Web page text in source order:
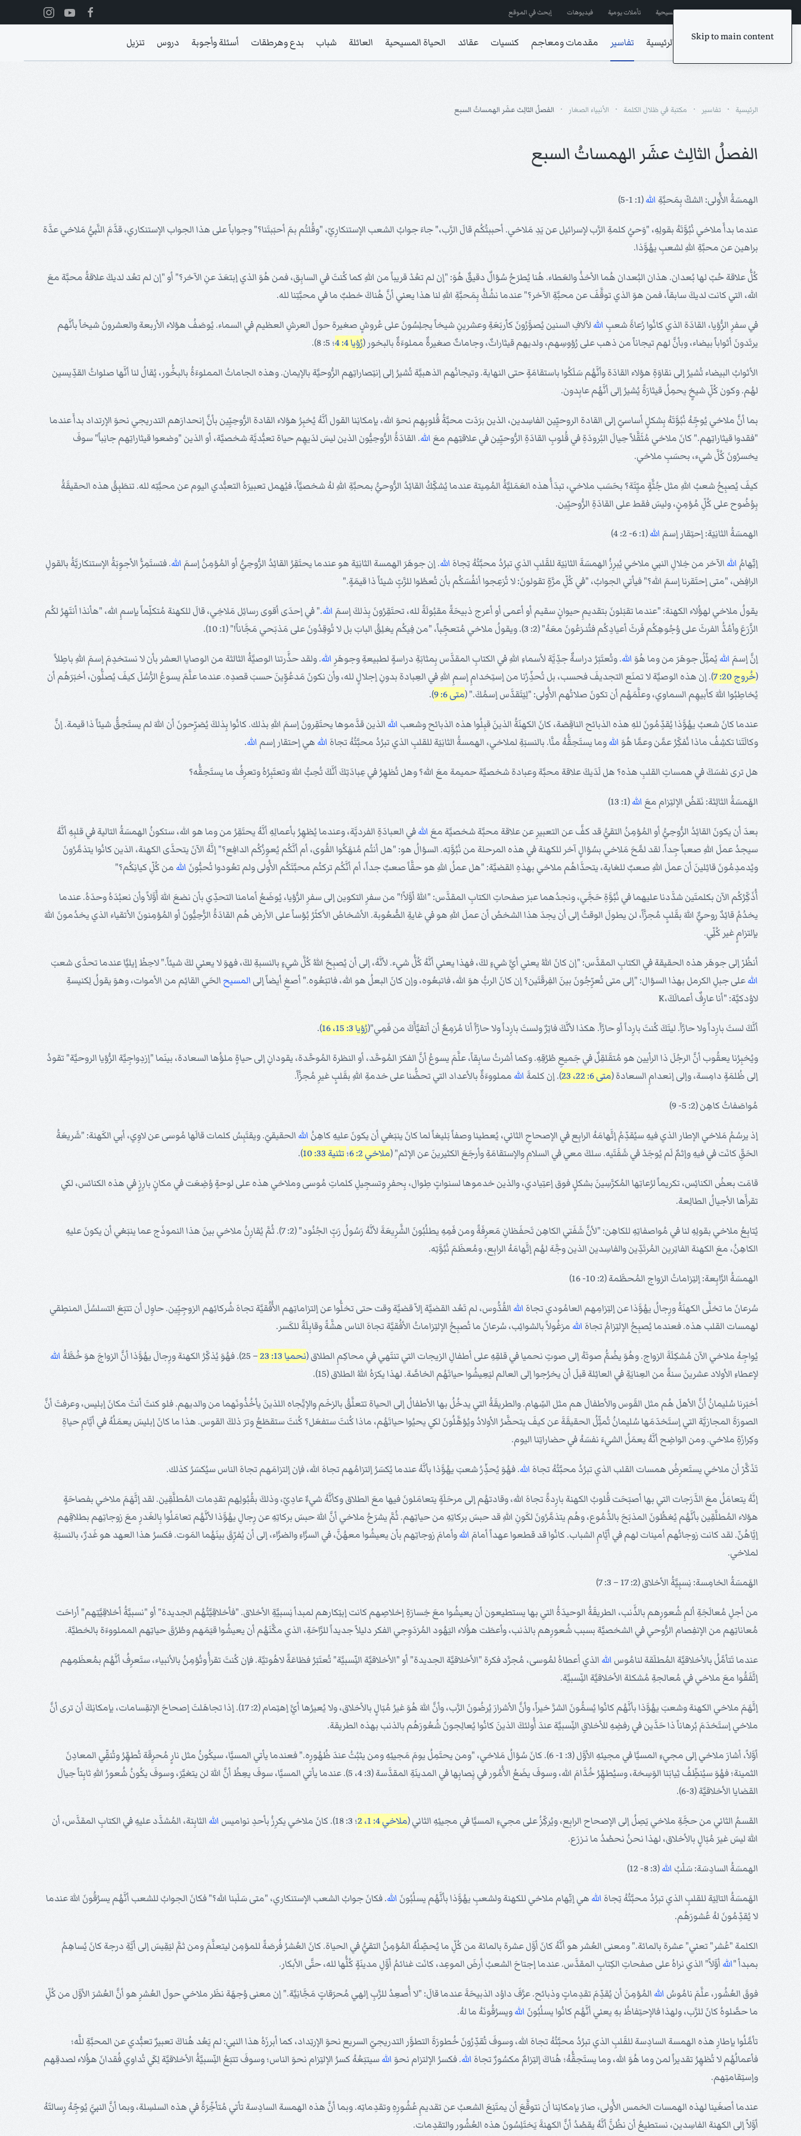
Skip to main content
إشترك في المراسلات ترانيم مسيحية تأملات يومية فيديوهات إبحث في الموقع
الرئيسية تفاسير مقدمات ومعاجم كنسيات عقائد الحياة المسيحية العائلة شباب بدع وهرطقات أسئلة وأجوبة دروس تنزيل
الرئيسية تفاسير مكتبة في ظلال الكلمة الأنبياء الصغار الفصلُ الثالِث عشَر الهمساتُ السبع
الفصلُ الثالِث عشَر الهمساتُ السبع
الهمسَةُ الأُولى: الشكّ بِمَحبَّةِ الله(1: 1-5)
عندما بدأَ ملاخي نُبُوَّتَهُ بقولِهِ، "وَحيُ كلمةِ الرَّب لإسرائيل عن يَدِ مَلاخي. أحببتُكُم قالَ الرَّب،" جاءَ جوابُ الشعب الإستنكارِيّ، "وقُلتُم بمَ أحبَبتَنا؟" وجواباً على هذا الجواب الإستنكاري، قدَّمَ النَّبيُّ مَلاخي عدَّة
براهين عن محبَّةِ اللهِ لشعبِ يهُوَّذا.
كُلُّ علاقة حُبّ لها بُعدان. هذان البُعدان هُما الأخذُ والعَطاء. هُنا يُطرَحُ سُؤالٌ دقيقٌ هُوَ: "إن لم تعُدْ قريباً من اللهِ كما كُنتَ في السابِق، فمن هُوَ الذي إبتعَدَ عنِ الآخر؟" أو "إن لم تعُد لديكَ علاقةُ محبَّة معَ
الله، التي كانت لديكَ سابقاً، فمن هوَ الذي توقَّفَ عن محبَّةِ الآخر؟" عندما نشُكُّ بِمَحبَّةِ اللهِ لنا هذا يعني أنَّ هُناكَ خطبٌ ما في محبَّتِنا لله.
في سفرِ الرُّؤيا، القادَة الذي كانُوا رُعاةَ شعبِ اللهلآلافِ السنين يُصوَّرُونَ كأربَعَةِ وعشرينِ شيخاً يجلِسُونَ على عُروشٍ صغيرة حولَ العرشِ العظيم في السماء. يُوصَفُ هؤلاء الأربعة والعشرونَ شيخاً بأنَّهم
يرتَدونَ أثواباً بيضاء، وبأنَّ لهم تيجاناً من ذهب على رُؤوسِهم، ولديهم قيثاراتٌ، وجاماتٌ صغيرةٌ مملوءَةٌ بالبخور (رُؤيا 4: 4 ؛ 5: 8).
الأثوابُ البيضاء تُشيرُ إلى نقاوَةِ هؤلاء القادَة وأنَّهُم سَلَكُوا باستقامَةٍ حتى النهاية. وتيجانُهم الذهبيَّة تُشيرُ إلى إنتِصاراتِهم الرُّوحيَّة بالإيمان. وهذه الجاماتُ المملوءَةُ بالبخُّور، يُقالُ لنا أنَّها صلواتُ القدِّيسين
لهُم. وكون كُلِّ شيخٍ يحمِلُ قيثارَةً يُشيرُ إلى أنَّهُم عابِدون.
بما أنَّ ملاخي يُوجِّهُ نُبُوَّتَهُ بِشكلٍ أساسيّ إلى القادة الروحيِّين الفاسِدين، الذين برَدَت محبَّةُ قُلوبِهم نحوَ الله، بإمكانِنا القول أنَّهُ يُخبِرُ هؤلاء القادة الرُّوحِيِّين بأنَّ إنحدارَهم التدريجي نحوَ الإرتداد بدأَ عندما
"فقدوا قيثاراتِهم." كانَ ملاخي مُثَقَّلاً حِيالَ البُرودَةِ في قُلوبِ القادَةِ الرُّوحيِّين في علاقتِهم معَ الله. القادَةُ الرُّوحِيُّون الذين ليسَ لدَيهِم حياة تعبُّديَّة شخصيَّة، أو الذين "وضعوا قيثاراتِهم جانِباً" سوفَ
يخسرُونَ كُلَّ شيء، بحسَبِ ملاخي.
كيفَ يُصبِحُ شعبُ اللهِ مثل جُثَّةٍ ميِّتَة؟ بحَسَب ملاخي، تبدَأُ هذه العَمَليَّةُ المُمِيتة عندما يُشكِّكُ القائِدُ الرُّوحيُّ بمحبَّةِ اللهِ لهُ شخصيَّاً، فيُهمل تعبيرَهُ التعبُّدي اليوم عن محبَّتِه لله. تنطَبِقُ هذه الحقيقَةُ
بِوُضُوح على كُلِّ مُؤمِنٍ، وليسَ فقط على القادَةِ الرُّوحيِّين.
الهمسَةُ الثانِيَة: إحتِقار إسمَ الله(1: 6- 2: 4)
إتِّهامُ الله الآخر من خِلالِ النبي ملاخي يُبرِزُ الهمسَةَ الثانِيَة للقَلبِ الذي تبرُدُ محبَّتُهُ تِجاهَ الله. إن جوهَرَ الهمسة الثانِيَة هو عندما يحتَقِرُ القائِدُ الرُّوحِيُّ أو المُؤمِنُ إسمَ الله. فتستَمِرُّ الأجوِبَةُ الإستنكاريَّةُ بالقولِ
الرافِض، "متى إحتَقرنا إسمَ الله؟" فيأتي الجوابُ، "في كُلِّ مرَّةٍ تقولونَ: لا تُزعِجوا أنفُسَكُم بأن تُعطُوا للرَّبِّ شيئاً ذا قيمَةٍ."
يقولُ ملاخي لهؤُلاء الكهنة: "عندما تقبَلونَ بتقديمِ حيوانٍ سقيم أو أعمى أو أعرج ذبيحَةً مقبُولَةً لله، تحتَقِرُونَ بِذلكَ إسمَ الله." في إحدَى أقوى رسائِل مَلاخِي، قالَ للكهنة مُتكلِّماً بإسمِ الله، "هأنذا أنتَهِرُ لكُم
الزَّرَعَ وأمُدُّ الفرثَ على وُجُوهِكُم فَرثَ أعيادِكُم فتُنـزعُونَ معَهُ" (2: 3). ويقولُ ملاخي مُتعجِّباً، "من فِيكُم يغلِقُ البابَ بل لا تُوقِدُونَ على مَذبَحي مَجَّاناً!" (1: 10).
إنَّ إسمَ الله يُمثِّلُ جوهَرَ من وما هُوَ الله. وتُعتَبَرُ دراسةٌ جدِّيَّة لأسماءِ اللهِ في الكتابِ المقدَّس بِمثابَةِ دراسةٍ لطبيعةِ وجوهَرِ الله. ولقد حذَّرتنا الوصيَّةُ الثالثة من الوصايا العشر بأن لا نستخدِمَ إسمَ اللهِ باطِلاً
(خُروج 20: 7
). إن هذه الوصيَّة لا تمنَع التجديفَ فحسب، بل تُحذِّرُنا من إستِخدامِ إسمِ اللهِ في العِبادة بدونِ إجلالٍ لله، وأن نكونَ مَدعُوِّينَ حسبَ قصدِه. عندما علَّمَ يسوعُ الرُّسُلَ كيفَ يُصلُّون، أخبَرَهُم أن
يُخاطِبُوا اللهَ كأبيهِم السماوي، وعلَّمَهُم أن تكونَ صلاتُهم الأُولى: "لِيَتَقدَّس إسمُكَ." (متى 6: 9 ).
عندما كانَ شعبُ يهُوَّذا يُقدِّمُونَ للهِ هذه الذبائح الناقِصَة، كانَ الكهنَةُ الذينَ قبِلُوا هذه الذبائح وشعب الله الذين قدَّموها يحتَقِرونَ إسمَ اللهِ بذلك. كانُوا بِذلكَ يُصَرِّحونَ أن اللهَ لم يستَحِقُّ شيئاً ذا قيمة. إنَّ
وكالَتَنا تكشِفُ ماذا نُفكِّرُ عمَّن وعمَّا هُوَ اللهوما يستَحِقُّهُ منَّا. بالنسبَةِ لملاخي، الهمسةُ الثانِيَة للقلبِ الذي تبرُدُ محبَّتُهُ تجاهَ الله هي إحتقار إسم الله.
هل ترى نفسَكَ في همساتِ القلبِ هذه؟ هل لَدَيكَ علاقة محبَّة وعبادة شخصيَّة حميمة معَ الله؟ وهل تُظهِرُ في عِبادَتِكَ أنَّكَ تُحِبُّ اللهَ وتعتَبِرُهُ وتعرِفُ ما يستَحِقُّه؟
الهَمسَةُ الثالِثة: نَقضُ الإلتِزام معَ الله(1: 13)
بعدَ أن يكونَ القائِدُ الرُّوحِيُّ أو المُؤمِنُ التقيُّ قد كفَّ عن التعبيرِ عن علاقة محبَّة شخصيَّة معَ اللهفي العبادَةِ الفرديَّة، وعندما يُظهِرُ بأعمالِهِ أنَّهُ يحتَقِرُ من وما هو الله، ستكونُ الهمسَةُ التالية في قلبِهِ أنَّهُ
سيجدُ عملَ اللهِ صعباً جِداً. لقد لمَّحَ مَلاخي بسُؤالٍ آخر للكهنة في هذه المرحلة من نُبُوَّتِه. السؤالُ هو: "هل أنتُم مُنهَكُوا القُوى، أم أنَّكُم يُعوِزُكُم الدافِع؟" إنَّهُ الآنَ يتحدَّى الكهنة، الذين كانُوا يتذمَّرُونَ
ويُدمدِمُونَ قائِلينَ أن عملَ اللهِ صعبٌ للغاية، يتحدَّاهُم ملاخي بهذهِ القضيَّة: "هل عملُ اللهِ هو حقَّاً صعبٌ جداً، أم أنَّكُم تركتُم محبَّتَكُم الأُولى ولم تعُودوا تُحبُّونَ الله من كُلِّ كيانِكُم؟"
أُذَكِّرُكُم الآن بكلمتَين شدَّدنا عليهما في نُبُوَّةِ حَجَّي، ونجدُهما عبرَ صفحاتِ الكتابِ المقدَّس: "اللهُ أوَّلاً!" من سفرِ التكوين إلى سفرِ الرُّؤيا، يُوضَعُ أمامنا التحدِّي بأن نضعَ اللهَ أَوَّلاً وأن نعبُدَهُ وحدَهُ. عندما
يخدُمُ قائِدٌ روحيٌّ اللهَ بقَلبٍ مُجزَّأ، لن يطولَ الوقتُ إلى أن يجدَ هذا الشخصُ أن عملَ اللهِ هو في غايةِ الصُّعُوبة. الأشخاصُ الأكثَرُ بُؤساً على الأرض هُم القادَةُ الرُّحِيُّونَ أو المُؤمِنونَ الأتقياء الذي يخدُمونَ اللهَ
بإلتزامٍ غير كُلِّي.
أنظُرْ إلى جوهَر هذه الحقيقة في الكتابِ المقدَّس: "إن كانَ اللهُ يعني أيَّ شيءٍ لكَ، فهذا يعني أنَّهُ كُلُّ شيء. لأنَّهُ، إلى أن يُصبِحَ اللهُ كُلَّ شيءٍ بالنسبةِ لكَ، فهوَ لا يعني لكَ شيئاً." لاحِظْ إيليَّا عندما تحدَّى شعبَ
اللهعلى جبلِ الكرمل بهذا السؤال: "إلى متى تُعرِّجُونَ بينَ الفِرقَتَين؟ إن كانَ الربُّ هوَ الله، فاتبعُوه، وإن كانَ البعلُ هو الله، فاتبَعُوه." أصغِ أيضاً إلى المسيح الحَي القائِم من الأموات، وهوَ يقولُ لِكنيسةِ
لاوُدكيَّة: "أنا عارِفٌ أعمالَكَ،K
أنَّكَ لستَ بارِداً ولا حارَّاً. ليتَكَ كُنتَ بارِداً أو حارَّاً. هكذا لأنَّكَ فاتِرٌ ولستَ بارِداً ولا حارَّاً أنا مُزمِعٌ أن أتقيَّأَكَ من فَمِي"(رُؤيا 3: 15، 16 ).
ويُخبِرُنا يعقُوب أنَّ الرجُلَ ذا الرأيين هو مُتقَلقِلٌ في جَميعِ طُرُقِهِ. وكما أشرتُ سابِقاً، علَّمَ يسوعُ أنَّ الفكرَ المُوحَّد، أو النظرة المُوحَّدة، يقودانِ إلى حياةٍ ملؤُها السعادة، بينَما "إزدِواجِيَّة الرُّؤيا الروحيَّة" تقودُ
إلى ظُلمَةٍ دامِسة، وإلى إنعدامِ السعادة (متى 6: 22، 23 ). إن كلمةَ الله مملووءَةٌ بالأعداد التي تحضُّنا على خدمةِ اللهِ بقَلبٍ غيرِ مُجزَّأ.
مُواصَفاتُ كاهِن (2: 5- 9)
إذ يرسُمُ مَلاخي الإطار الذي فيهِ سيُقدِّمُ إتَّهامَهُ الرابِع في الإصحاحِ الثاني، يُعطينا وصفاً بَليغاً لما كانَ ينبَغي أن يكونَ عليهِ كاهِنُ الله الحقيقيّ. ويقتَبِسُ كلمات قالَها مُوسى عن لاوِي، أبي الكَهنة: "شَريعَةُ
الحَقِّ كانَت في فيهِ وإثمٌ لَم يُوجَدْ في شَفَتَيه. سلكَ معي في السلامِ والإستقامَةِ وأرجَعَ الكثيرينَ عن الإثم" (ملاخي 2: 6 ؛ تثنية 33: 10 ).
قامَت بعضُ الكنائِس، تكريماً لرُعاتِها المُكرَّسِينَ بشكلٍ فوق إعتِيادي، والذين خدموها لسنواتٍ طِوال، بِحفرِ وتسجِيلِ كلماتِ مُوسى وملاخي هذه على لوحةٍ وُضِعَت في مكانٍ بارِزٍ في هذه الكنائس، لكي
تقرأَها الأجيالُ الطالِعة.
يُتابِعُ ملاخي بقولِهِ لنا في مُواصفاتِهِ للكاهِن: "لأنَّ شَفَتي الكاهِن تَحفَظانِ مَعرِفَةً ومن فَمِهِ يطلُبُونَ الشَّرِيعَةَ لأنَّهُ رَسُولُ رَبِّ الجُنُود" (2: 7). ثُمَّ يُقارِنُ ملاخي بينَ هذا النموذَج عما ينبَغي أن يكونَ عليهِ
الكاهِنُ، معَ الكهنة الفاتِرين المُرتَدِّين والفاسِدين الذين وجَّهَ لهُم إتَّهامَهُ الرابِع، ومُعظَمَ نُبُوَّتِه.
الهمسَةُ الرَّابِعة: إلتِزاماتُ الزواج المُحطَّمة (2: 10- 16)
سُرعانَ ما تخلَّى الكهنَةُ ورِجالُ يهُوَّذا عن إلتِزامِهم العامُودي تجاهَ الله القُدُّوس، لم تَعُد القضيَّة إلاّ قضيَّة وقت حتى تخلُّوا عن إلتزاماتِهم الأُفُقيَّة تجاهَ شُركائِهم الزوجِيِّين. حاوِل أن تتبَعَ التسلسُلَ المنطِقي
لهمسات القلب هذه. فعندما يُصبِحُ الإلتِزامُ تجاهَ الله مزغُولاً بالشوائِب، سُرعانَ ما تُصبِحُ الإلتِزاماتُ الأفُقيَّة تجاهَ الناس هشَّةً وقابِلَةً للكَسر.
يُواجِهُ ملاخي الآن مُشكِلَةَ الزواج. وهُوَ يضُمُّ صوتَهُ إلى صوتِ نحميا في قلقِهِ على أطفالِ الزيجات التي تنتَهي في محاكِمِ الطلاق (نحميا 13: 23 – 25). فهُوَ يُذكِّرُ الكهنة ورِجالَ يهُوَّذا أنَّ الزواجَ هوَ خُطَّةُ
الله
لإعطاءِ الأولاد عشرينَ سنةً من العِنايَةِ في العائِلة قبلَ أن يخرُجوا إلى العالم ليَعِيشُوا حياتَهُم الخاصَّة. لهذا يكرَهُ اللهُ الطلاق (15).
أخبَرنا سُليمانُ أنَّ الأهلَ هُم مثل القَوس والأطفالَ هم مثل السِّهام. والطريقَةُ التي يدخُلُ بها الأطفالُ إلى الحياة تتعلَّقُ بالزخَم والإتِّجاه اللذينَ يأخُذُونَهما من والديهم. فلو كنتَ أنتَ مكانَ إبليس، وعرفتَ أنَّ
الصورَةَ المجازيَّة التي إستَخدَمَها سُليمانُ تُمثِّلُ الحقيقَةَ عن كيفَ يتحضَّرُ الأولادُ ويُؤهَّلُونَ لكي يحيُوا حياتَهُم، ماذا كُنتَ ستفعَل؟ كُنتَ ستقطَعُ وترَ ذلكَ القوس. هذا ما كانَ إبليسَ يعمَلُهُ في أيَّامِ حياةِ
وكِرازَةِ ملاخي. ومن الواضِح أنَّهُ يعمَلُ الشيءَ نفسَهُ في حضاراتِنا اليوم.
تَذَكَّرْ أن ملاخي يستَعرِضُ همسات القلب الذي تبرُدُ محبَّتُهُ تجاهَ الله. فهُوَ يُحذِّرُ شعبَ يهُوَّذا بأنَّهُ عندما يُكسَرُ إلتزامُهم تجاهَ الله، فإن إلتزامَهم تجاهَ الناس سيُكسَرُ كذلك.
إنَّهُ يتعامَلُ معَ الدَّرَجات التي بها أصبَحَت قُلوبُ الكهنة بارِدةً تجاهَ الله، وقادتهُم إلى مرحَلَةٍ يتعامَلونَ فيها معَ الطلاق وكأنَّهُ شيءٌ عادِيّ، وذلكَ بقُبُولِهم تقدِمات المُطلَّقِين. لقد إتَّهَمَ ملاخي بفصاحَةٍ
هؤلاء المُطلَّقِين بأنَّهُم يُغطُّونَ المذبَحَ بالدُّمُوع، وهُم يتذمَّرُونَ لكَونِ اللهِ قد حبسَ بركاتِهِ من حياتِهم. ثُمَّ يشرَحُ ملاخي أنَّ اللهَ حبسَ بركاتِهِ عن رِجالِ يهُوَّذا لأنَّهُم تعامَلُوا بِالغَدرِ معَ زوجاتِهم بطلاقِهم
إيَّاهُنّ. لقد كانت زوجاتُهم أمينات لهم في أيَّامِ الشباب. كانُوا قد قطعوا عهداً أمامَ اللهوأمامَ زوجاتِهم بأن يعيشُوا معهُنَّ، في السرَّاءِ والضرَّاء، إلى أن يُفرِّقَ بينَهُما المَوت. فكسرُ هذا العهد هو غَدرٌ، بالنسبَةِ
لملاخي.
الهَمسَةُ الخامِسة: نِسبِيَّةُ الأخلاق (2: 17 – 3: 7)
من أجلِ مُعالَجَةِ ألمِ شُعورِهم بالذَّنب، الطريقَةُ الوحيدَةُ التي بها يستطيعون أن يعيشُوا معَ خِسارَةِ إخلاصِهم كانت إبتِكارهم لمبدأ نِسبيَّةِ الأخلاق. "فأخلاقِيَّتُهُم الجديدة" أو "نسبيَّةُ أخلاقِيَّتِهم" أراحَت
مُعاناتِهم من الإنفِصام الرُّوحي في الشخصيَّة بسبب شُعورِهم بالذنب، وأعطَت هؤُلاء اليَهُود المُزدَوِجي الفكر دليلاً جديداً للرَّاحَةِ، الذي مكَّنَهُم أن يعيشُوا قيَمَهم وطُرُقَ حياتِهم المملووءَة بالخطيَّة.
عندما تَتأمَّلُ بالأخلاقيَّة المُطلَقة لنامُوس الله الذي أعطاهُ لمُوسى، مُجرَّد فكرة "الأخلاقيَّة الجديدة" أو "الأخلاقيَّة النِّسبيَّة" تُعتَبَرُ فظاعَةً لاهُوتيَّة. فإن كُنتَ تقرأُ وتُؤمِنُ بالأنبياء، ستَعرِفُ أنَّهُم بمُعظَمِهم
إتَّفَقُوا معَ ملاخي في مُعالجةِ مُشكلة الأخلاقيَّة النِّسبيَّة.
إتَّهَمَ ملاخي الكهنة وشعبَ يهُوَّذا بأنَّهُم كانُوا يُسمُّونَ الشرَّ خيراً، وأنَّ الأشرارَ يُرضُونَ الرَّب، وأنَّ اللهَ هُوَ غيرُ مُبَالٍ بالأخلاق، ولا يُعيرُها أيَّ إهتِمام (2: 17). إذا تجاهَلتَ إصحاحَ الإنقِسامات، بإمكانِكَ أن ترى أنَّ
ملاخي إستَخدَمَ بُرهاناً ذا حَدَّين في رفضِهِ للأخلاقِ النِّسبيَّة عندَ أُولئكَ الذينَ كانُوا يُعالِجونَ شُعُورَهُم بالذنب بهذه الطريقة.
أوَّلاً، أشارَ ملاخي إلى مجيءِ المسيَّا في مجيئهِ الأوَّل (3: 1- 6). كانَ سُؤالُ مَلاخي، "ومن يحتَمِلُ يومَ مَجيئِهِ ومن يثبُتُ عندَ ظُهُورِه." فعندما يأتي المسيَّا، سيكُونُ مثل نارٍ مُحرِقَة تُطهِّرُ وتُنقِّي المعادِنَ
الثمينة؛ فهُوَ سيُنظِّفُ ثِيابَنا الوَسِخة، وسيُطهِّرُ خُدَّامَ الله، وسوفَ يضَعُ الأُمُور في نِِصابِها في المدينَةِ المقدَّسة (3: 4، 5). عندما يأتي المسيَّا، سوفَ يعِظُ أنَّ اللهَ لن يتغيَّرَ، وسوفَ يكُونُ شُعورُ اللهِ ثابِتاً حِيالَ
القضايا الأخلاقيَّة (3-6).
القسمُ الثاني من حجَّةِ ملاخي يَصِلُ إلى الإصحاح الرابِع، ويُركِّزُ على مجيءِ المسيَّا في مجيئِهِ الثاني (ملاخي 4: 1، 2 ؛ 3: 18). كانَ ملاخي يكرِزُ بأحدِ نواميس الله الثابِتة، المُشدَّد عليهِ في الكتابِ المقدَّس، أن
اللهَ ليسَ غيرَ مُبَالٍ بالأخلاق، لهذا نحنُ نحصُدُ ما نـزرَع.
الهمسَةُ السادِسَة: سَلْبُ الله(3: 8- 12)
الهَمسَةُ التالِيَة للقلبِ الذي تبرُدُ محبَّتُهُ تِجاهَ الله هي إتِّهام ملاخي للكهنة ولشعبِ يهُوَّذا بأنَّهُم يسلُبُونَ الله. فكانَ جوابُ الشعب الإستنكاري، "متى سَلَبنا الله؟" فكانَ الجوابُ للشعب أنَّهُم يسرُقُونَ اللهَ عندما
لا يُقدِّمُونَ لهُ عُشورَهُم.
الكلمة "عُشر" تعني" عشرة بالمائة." ومعنى العُشر هو أنَّهُ كانَ أوَّل عشرة بالمائة من كُلِّ ما يُحصِّلُهُ المُؤمِنُ التقيُّ في الحياة. كانَ العُشرُ فُرصَةً للمؤمِن ليتعلَّمَ ومن ثمَّ ليَقِيسَ إلى أيَّةِ درجة كانَ يُساهِمُ
بمبدأ "الله أوَّلاً" الذي نراهُ على صفحاتِ الكِتابِ المقدَّس. عندما إجتاحَ الشعبُ أرضَ الموعِد، كانَت غنائمُ أوَّلِ مدينَةٍ كُلُّها لله، حتَّى الأبكار.
فوقَ العُشُور، علَّمَ نامُوسُ الله المُؤمِنَ أن يُقدِّمَ تقدِماتٍ وذبائح. عرَّفَ داوُد الذبيحَةَ عندما قالَ: "لا أُصعِدُ للرَّبِ إلهي مُحرَقاتٍ مَجَّانِيَّة." إن معنى وُجهَة نظَر ملاخي حولَ العُشرِ هو أنَّ العُشرَ الأوَّل من كُلِّ
ما حصَّلوهُ كانَ للرَّب، ولهذا فالإحتِفاظُ بهِ يعني أنَّهُم كانُوا يسلُبُونَ اللهويسرُقُونَهُ ما لهُ.
تأمَّلُوا بإطارِ هذه الهمسة السادِسة للقَلبِ الذي تبرُدُ محبَّتُهُ تجاهَ الله، وسوفَ تُقدِّرُونَ خُطورَةَ التطوَّر التدريجيّ السريع نحوَ الإرتِداد، كما أبرزَهُ هذا النبي: لم يَعُد هُناكَ تعبيرٌ تعبُّدي عن المحبَّةِ للَّه؛
فأعمالُهُم لا تُظهِرُ تقديراً لمن وما هُوَ الله، وما يستَحِقُّهُ؛ هُناكَ إلتِزامٌ مكسُورٌ تجاهَ الله. فكسرُ الإلتزام نحوَ اللهسيتبَعُهُ كسرُ الإلتِزام نحوَ الناس؛ وسوفَ تتبَعُ النِّسبيَّةُ الأخلاقيَّة لِكَي تُداوي فُقدانَ هؤُلاء لصدقِهم
وإستِقامتِهم.
عندما أصغَينا لهذه الهمسات الخمس الأُولى، صارَ بإمكانِنا أن نتوقَّعَ أن يمتَنِعَ الشعبُ عن تقديمِ عُشُورِهِ وتقدِماتِه. وبما أنَّ هذه الهمسة السادِسة تأتي مُتأخِّرَةً في هذه السلسِلة، وبما أنَّ النبيَّ يُوجِّهُ رِسالتَهُ
أوَّلاً إلى الكهنة الفاسِدين، نستطيعُ أن نظُنَّ أنَّهُ يقصُدُ أنَّ الكهنةَ يَختَلِسُونَ هذه العُشُور والتقدِمات.